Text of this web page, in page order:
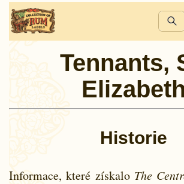
Tennants,
Elizabeth
Historie
Informace, které získalo The